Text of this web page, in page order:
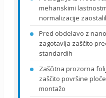
mehanskimi
normalizacije
Pred obdelavo z
zagotavlja zaščito
standardih
Zaščitna prozorna
zaščito površine
montažo